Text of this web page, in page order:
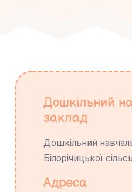
Дошкільний
заклад
Дошкільний
Білорічицької
Адреса